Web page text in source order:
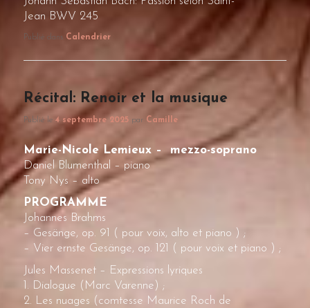
Jean BWV 245
Publié dans Calendrier
Récital: Renoir et la musique
Publié le4 septembre 2025 par Camille
Marie-Nicole Lemieux – mezzo-soprano
Daniel Blumenthal – piano
Tony Nys – alto
PROGRAMME
Johannes Brahms
– Gesänge, op. 91 ( pour voix, alto et piano ) ;
– Vier ernste Gesänge, op. 121 ( pour voix et piano ) ;
Jules Massenet – Expressions lyriques
1. Dialogue (Marc Varenne) ;
2. Les nuages (comtesse Maurice Roch de